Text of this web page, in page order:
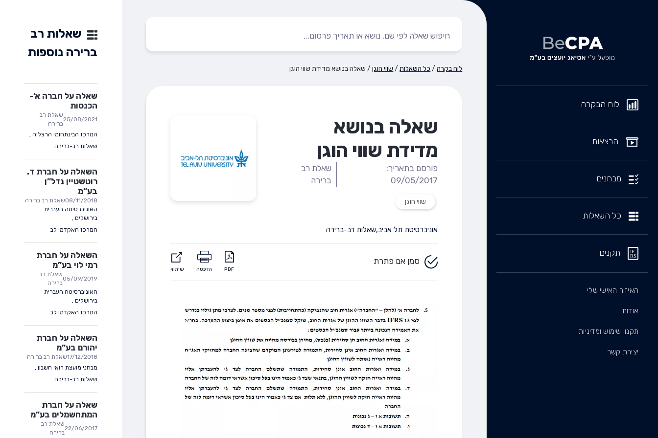
לוח הבקרה
הרצאות
מבחנים
כל השאלות
תקנים
האיזור האישי שלי
אודות
תקנון שימוש ומדיניות
יצירת קשר
לוח בקרה/ כל השאלות/ שווי הוגן/ שאלה בנושא מדידת שווי הוגן
שאלה בנושא
מדידת שווי הוגן
פורסם בתאריך:
09/05/2017
שאלת רב
ברירה
שווי הוגן
אוניברסיטת תל אביב,שאלות רב-ברירה
סמן אם פתרת
PDF הדפסה שיתוף
שאלות רב
ברירה נוספות
שאלה על חברה א’-
הכנסות
25/08/2021
שאלת רב
ברירה
המרכז הבינתחומי הרצליה ,
שאלות רב-ברירה
השאלה על חברת ד.
רוטשטיין נדל”ן
בע”מ
08/11/2018שאלת רב ברירה
האוניברסיטה העברית
בירושלים ,
המרכז האקדמי לב
השאלה על חברת
רמי לוי בע”מ
05/09/2019
שאלת רב
ברירה
האוניברסיטה העברית
בירושלים ,
המרכז האקדמי לב
השאלה על חברת
יהורם בע”מ
17/12/2018שאלת רב ברירה
מבחני מועצת רואי חשבון ,
שאלות רב-ברירה
שאלה על חברת
המתחשמלים בע”מ
22/06/2017
שאלת רב
ברירה